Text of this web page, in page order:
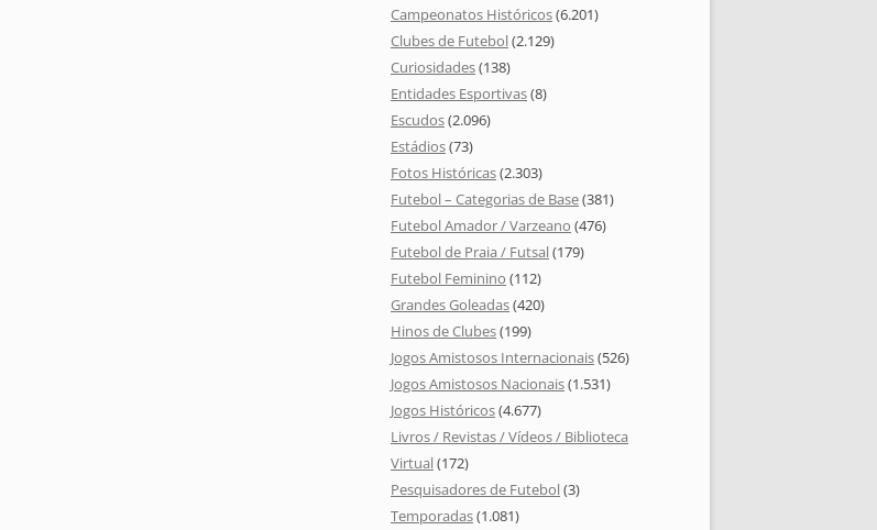
Campeonatos Históricos(6.201)
Clubes de Futebol(2.129)
Curiosidades(138)
Entidades Esportivas(8)
Escudos(2.096)
Estádios(73)
Fotos Históricas(2.303)
Futebol – Categorias de Base(381)
Futebol Amador / Varzeano (476)
Futebol de Praia / Futsal(179)
Futebol Feminino (112)
Grandes Goleadas(420)
Hinos de Clubes(199)
Jogos Amistosos Internacionais(526)
Jogos Amistosos Nacionais(1.531)
Jogos Históricos(4.677)
Livros / Revistas / Vídeos / Biblioteca
Virtual(172)
Pesquisadores de Futebol(3)
Temporadas(1.081)